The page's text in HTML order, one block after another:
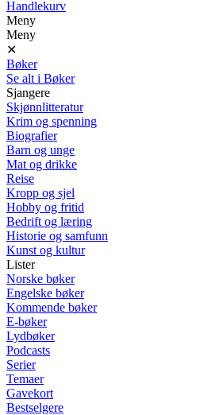
Handlekurv
Meny
Meny
✕
Bøker
Se alt i Bøker
Sjangere
Skjønnlitteratur
Krim og spenning
Biografier
Barn og unge
Mat og drikke
Reise
Kropp og sjel
Hobby og fritid
Bedrift og læring
Historie og samfunn
Kunst og kultur
Lister
Norske bøker
Engelske bøker
Kommende bøker
E-bøker
Lydbøker
Podcasts
Serier
Temaer
Gavekort
Bestselgere